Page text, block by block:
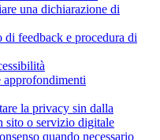
una dichiarazione di
di feedback e procedura di
approfondimenti
la privacy sin dalla
sito o servizio digitale
quando necessario